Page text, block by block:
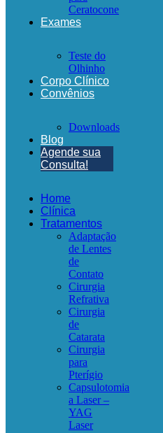
Ceratocone
Exames
Teste do
Olhinho
Corpo Clínico
Convênios
Downloads
Blog
Agende sua
Consulta!
Home
Clínica
Tratamentos
Adaptação
de Lentes
de
Contato
Cirurgia
Refrativa
Cirurgia
de
Catarata
Cirurgia
para
Pterígio
Capsulotomia
a Laser –
YAG
Laser